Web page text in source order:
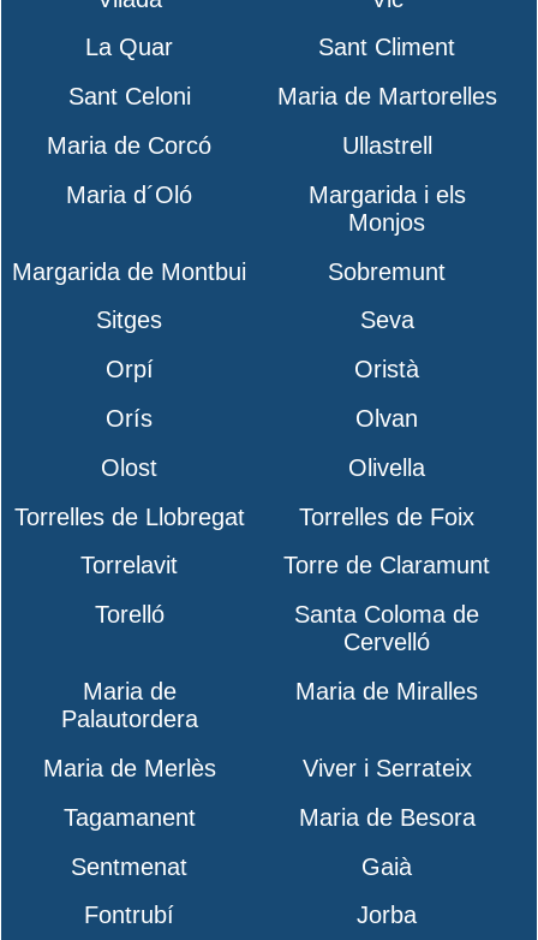
La Quar
Sant Climent
Sant Celoni
Maria de Martorelles
Maria de Corcó
Ullastrell
Maria d´Oló
Margarida i els
Monjos
Margarida de Montbui
Sobremunt
Sitges
Seva
Orpí
Oristà
Orís
Olvan
Olost
Olivella
Torrelles de Llobregat
Torrelles de Foix
Torrelavit
Torre de Claramunt
Torelló
Santa Coloma de
Cervelló
Maria de
Palautordera
Maria de Miralles
Maria de Merlès
Viver i Serrateix
Tagamanent
Maria de Besora
Sentmenat
Gaià
Fontrubí
Jorba